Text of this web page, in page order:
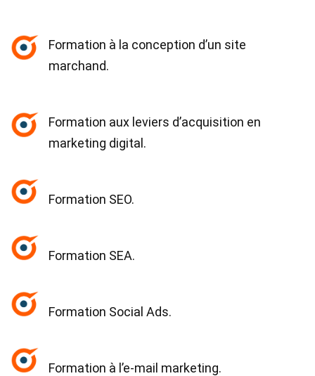
Formation à la conception d’un site
marchand.
Formation aux leviers d’acquisition en
marketing digital.
Formation SEO.
Formation SEA.
Formation Social Ads.
Formation à l’e-mail marketing.